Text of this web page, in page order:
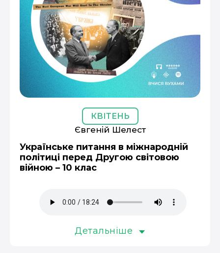
КВІТЕНЬ
Євгеній Шелест
Українське питання в міжнародній
політиці перед Другою світовою
війною – 10 клас
Детальніше